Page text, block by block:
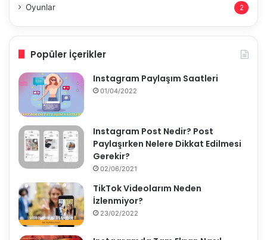
Oyunlar 2
Popüler İçerikler
Instagram Paylaşım Saatleri
01/04/2022
Instagram Post Nedir? Post
Paylaşırken Nelere Dikkat Edilmesi
Gerekir?
02/06/2021
TikTok Videolarım Neden
İzlenmiyor?
23/02/2022